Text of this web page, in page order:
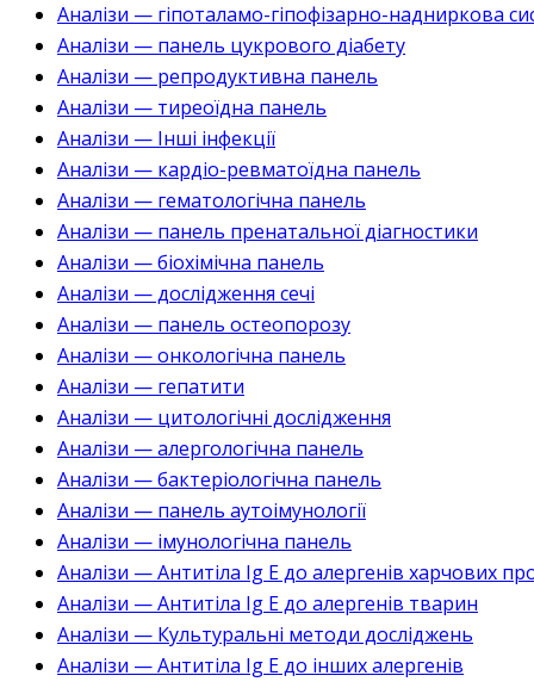
Аналізи — гіпоталамо-гіпофізарно-надниркова
Аналізи — панель цукрового діабету
Аналізи — репродуктивна панель
Аналізи — тиреоїдна панель
Аналізи — Інші інфекції
Аналізи — кардіо-ревматоїдна панель
Аналізи — гематологічна панель
Аналізи — панель пренатальної діагностики
Аналізи — біохімічна панель
Аналізи — дослідження сечі
Аналізи — панель остеопорозу
Аналізи — онкологічна панель
Аналізи — гепатити
Аналізи — цитологічні дослідження
Аналізи — алергологічна панель
Аналізи — бактеріологічна панель
Аналізи — панель аутоімунології
Аналізи — імунологічна панель
Аналізи — Антитіла Ig E до алергенів харчових
Аналізи — Антитіла Ig E до алергенів тварин
Аналізи — Культуральні методи досліджень
Аналізи — Антитіла Ig E до інших алергенів